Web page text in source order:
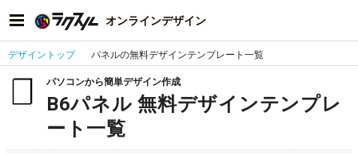
オンラインデザイン
デザイントップ パネルの無料デザインテンプレート一覧
パソコンから簡単デザイン作成
B6パネル 無料デザインテンプレ
ート一覧